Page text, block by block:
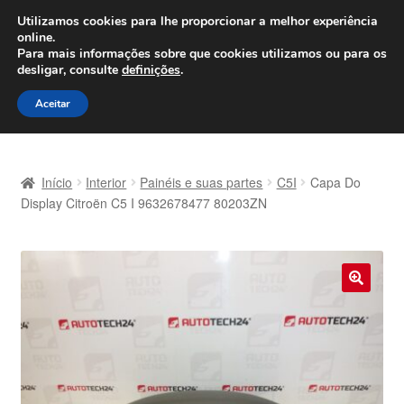
ENVIO a partir de 7 EUR
Seg-Sex, das 9h às 16h800 500 967
Ir
para
a
Saltar
para
o
Carrinho
Envio para todo o planeta
Minha conta
Início Interior Painéis e suas partes C5I
Capa Do
Display Citroën C5 I 9632678477 80203ZN
Utilizamos cookies para lhe proporcionar a melhor experiência
online.
Para mais informações sobre que cookies utilizamos ou para os
desligar, consulte definições.
Aceitar